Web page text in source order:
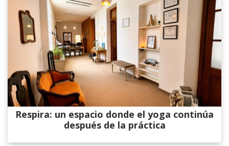
Respira: un espacio donde el yoga continúa
después de la práctica